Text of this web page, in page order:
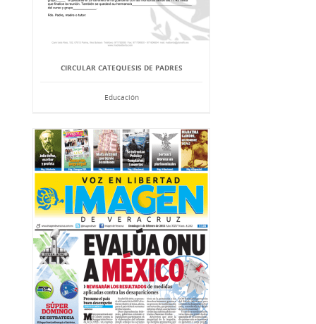
CIRCULAR CATEQUESIS DE PADRES
Educación